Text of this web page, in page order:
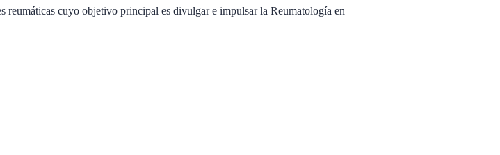
reumáticas cuyo objetivo principal es divulgar e impulsar la Reumatología en